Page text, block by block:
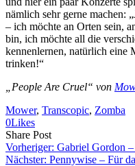
nämlich sehr gerne machen:
– ich möchte an Orten sein,
bin, ich möchte all die
kennenlernen, natürlich eine
trinken!“
„People Are Cruel“ von
Mower, Transcopic, Zomba
0Likes
Share PostShare
on
Facebook
Copy
URL
to
Send
Link
via
Vorheriger: Gabriel Gordon
Nächster: Pennywise – Für